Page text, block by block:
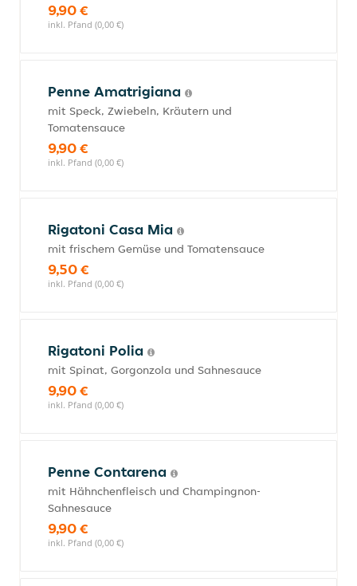
9,90 €
inkl. Pfand (0,00 €)
Penne Amatrigiana
mit Speck, Zwiebeln, Kräutern und
Tomatensauce
9,90 €
inkl. Pfand (0,00 €)
Rigatoni Casa Mia
mit frischem Gemüse und Tomatensauce
9,50 €
inkl. Pfand (0,00 €)
Rigatoni Polia
mit Spinat, Gorgonzola und Sahnesauce
9,90 €
inkl. Pfand (0,00 €)
Penne Contarena
mit Hähnchenfleisch und Champingnon-
Sahnesauce
9,90 €
inkl. Pfand (0,00 €)